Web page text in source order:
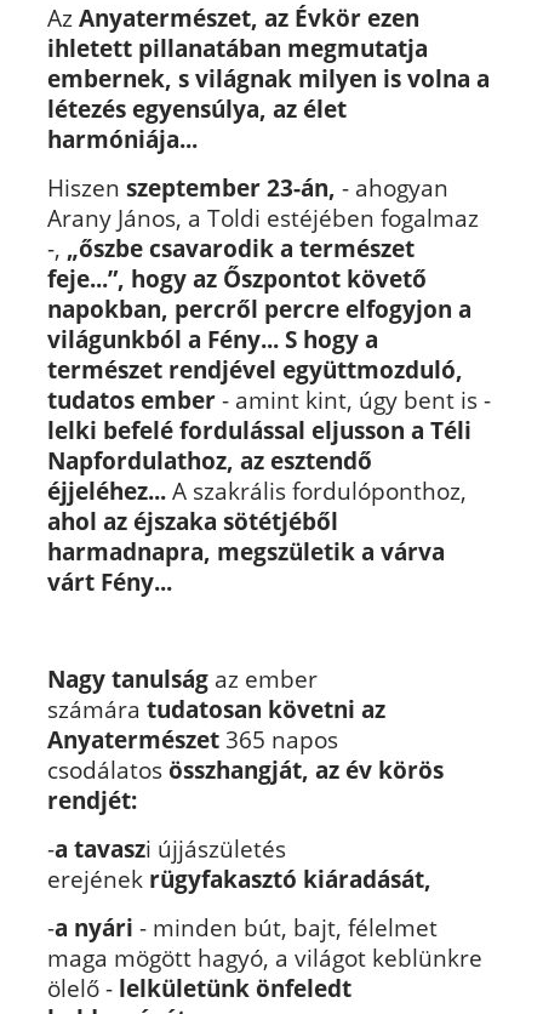
Az Anyatermészet, az Évkör ezen
ihletett pillanatában megmutatja
embernek, s világnak milyen is volna a
létezés egyensúlya, az élet
harmóniája...
Hiszen szeptember 23-án, - ahogyan
Arany János, a Toldi estéjében fogalmaz
-, „őszbe csavarodik a természet
feje...”, hogy az Őszpontot követő
napokban, percről percre elfogyjon a
világunkból a Fény... S hogy a
természet rendjével együttmozduló,
tudatos ember - amint kint, úgy bent is -
lelki befelé fordulással eljusson a Téli
Napfordulathoz, az esztendő
éjjeléhez... A szakrális fordulóponthoz,
ahol az éjszaka sötétjéből
harmadnapra, megszületik a várva
várt Fény...
Nagy tanulságaz ember
számára tudatosan követni az
Anyatermészet365 napos
csodálatos összhangját, az év körös
rendjét:
-a tavaszi újjászületés
erejének rügyfakasztó kiáradását,
-a nyári - minden bút, bajt, félelmet
maga mögött hagyó, a világot keblünkre
ölelő - lelkületünk önfeledt